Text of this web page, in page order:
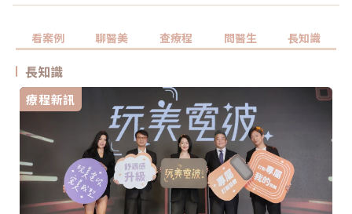
看案例 聊醫美 查療程 問醫生 長知識
長知識
療程新訊